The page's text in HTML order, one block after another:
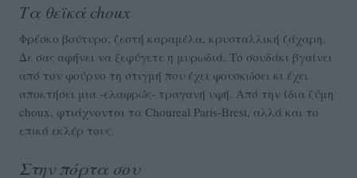
Τα θεϊκά choux
Φρέσκο βούτυρο, ζεστή καραμέλα, κρυσταλλική ζάχαρη.
Δε σας αφήνει να ξεφύγετε η μυρωδιά. Το σουδάκι βγαίνει
από τον φούρνο τη στιγμή που έχει φουσκώσει κι έχει
αποκτήσει μια -ελαφρώς- τραγανή υφή. Από την ίδια ζύμη
choux, φτιάχνονται τα Choureal Paris-Brest, αλλά και το
επικό εκλέρ τους.
Στην πόρτα σου